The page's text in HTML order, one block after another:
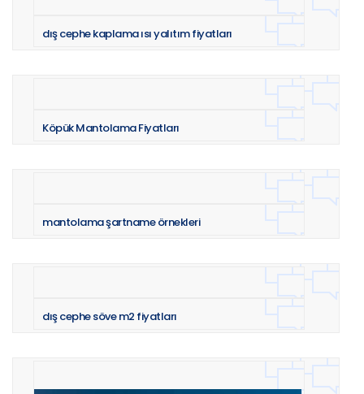
dış cephe kaplama ısı yalıtım fiyatları
Köpük Mantolama Fiyatları
mantolama şartname örnekleri
dış cephe söve m2 fiyatları